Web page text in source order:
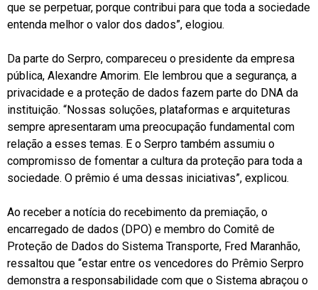
que se perpetuar, porque contribui para que toda a sociedade
entenda melhor o valor dos dados”, elogiou.
Da parte do Serpro, compareceu o presidente da empresa
pública, Alexandre Amorim. Ele lembrou que a segurança, a
privacidade e a proteção de dados fazem parte do DNA da
instituição. “Nossas soluções, plataformas e arquiteturas
sempre apresentaram uma preocupação fundamental com
relação a esses temas. E o Serpro também assumiu o
compromisso de fomentar a cultura da proteção para toda a
sociedade. O prêmio é uma dessas iniciativas”, explicou.
Ao receber a notícia do recebimento da premiação, o
encarregado de dados (DPO) e membro do Comitê de
Proteção de Dados do Sistema Transporte, Fred Maranhão,
ressaltou que “estar entre os vencedores do Prêmio Serpro
demonstra a responsabilidade com que o Sistema abraçou o